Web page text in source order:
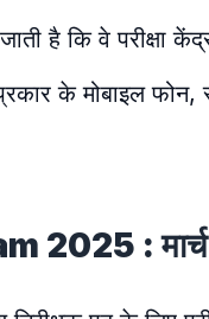
जाती है कि वे
प्रकार के मोबाइल
: मार्च से